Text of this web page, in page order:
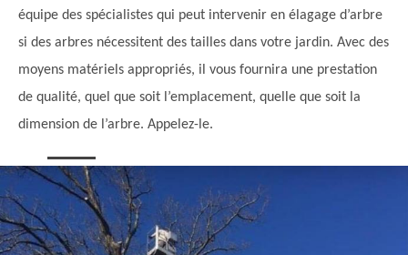
équipe des spécialistes qui peut intervenir en élagage d’arbre
si des arbres nécessitent des tailles dans votre jardin. Avec des
moyens matériels appropriés, il vous fournira une prestation
de qualité, quel que soit l’emplacement, quelle que soit la
dimension de l’arbre. Appelez-le.